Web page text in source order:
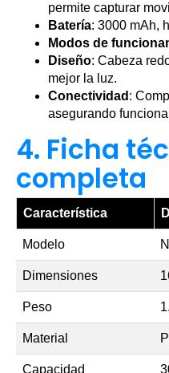
permite capturar
Batería: 3000 mAh,
Modos de
Diseño: Cabeza
mejor la luz.
Conectividad :
asegurando
4. Ficha
completa
Característica
Modelo
Dimensiones
Peso
Material
Capacidad